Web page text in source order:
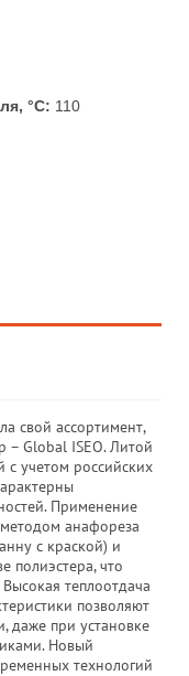
°С: 110
свой ассортимент,
– Global ISEO. Литой
учетом российских
Применение
анафореза
с краской) и
полиэстера, что
теплоотдача
позволяют
даже при установке
Новый
технологий